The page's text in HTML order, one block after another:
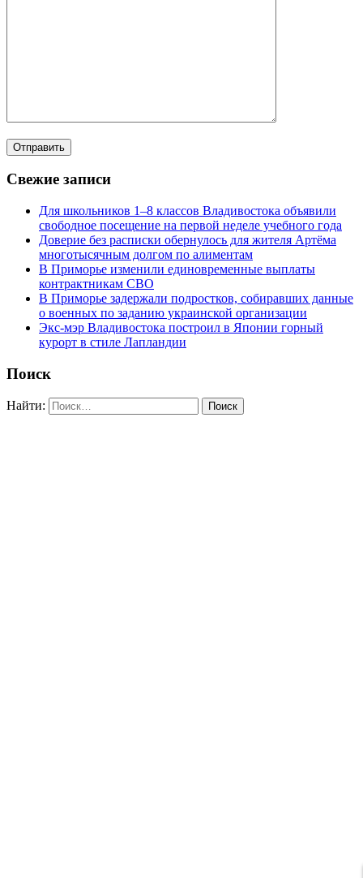
Свежие записи
Для школьников 1–8 классов Владивостока объявили
свободное посещение на первой неделе учебного года
Доверие без расписки обернулось для жителя Артёма
многотысячным долгом по алиментам
В Приморье изменили единовременные выплаты
контрактникам СВО
В Приморье задержали подростков, собиравших данные
о военных по заданию украинской организации
Экс-мэр Владивостока построил в Японии горный
курорт в стиле Лапландии
Поиск
Найти: